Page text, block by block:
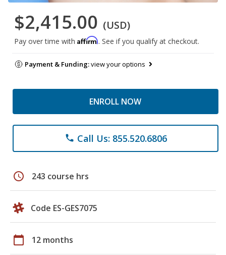
$2,415.00 (USD)
Pay over time with Affirm. See if you qualify at checkout.
Payment & Funding:view your options
ENROLL NOW
phone Call Us: 855.520.6806
schedule 243 course hrs
Code ES-GES7075
calendar_today 12 months